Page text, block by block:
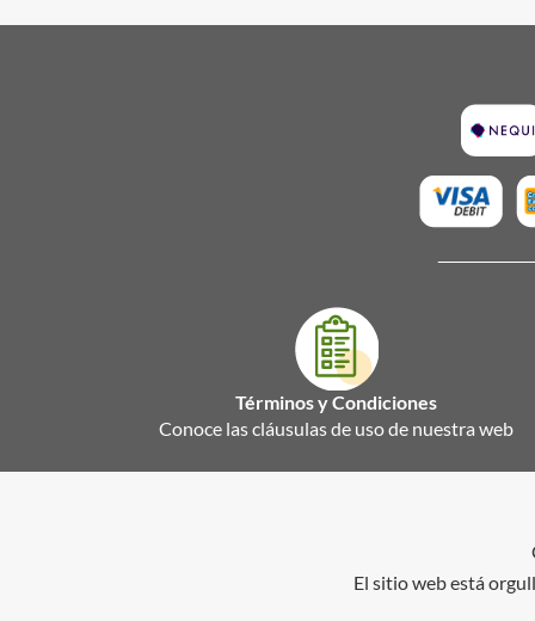
Términos y Condiciones
Conoce las cláusulas de uso de nuestra web
El sitio web está